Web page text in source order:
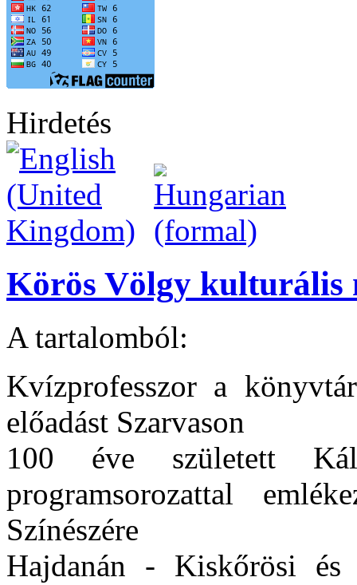
Hirdetés
Körös Völgy kulturális
A tartalomból:
Kvízprofesszor a
előadást Szarvason
100 éve született
programsorozattal
Színészére
Hajdanán - Kiskőrösi és